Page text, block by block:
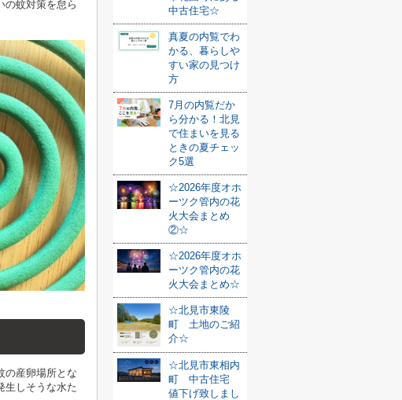
の蚊対策を怠ら
の産卵場所とな
生しそうな水た
中古住宅☆
真夏の内覧でわ
かる、暮らしや
すい家の見つけ
方
7月の内覧だか
ら分かる！北見
で住まいを見る
ときの夏チェッ
ク5選
☆2026年度オホ
ーツク管内の花
火大会まとめ
②☆
☆2026年度オホ
ーツク管内の花
火大会まとめ☆
☆北見市東陵
町 土地のご紹
介☆
☆北見市東相内
町 中古住宅
値下げ致しまし